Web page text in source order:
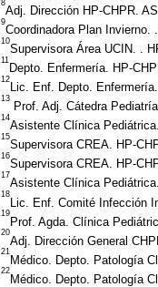
8
Adj. Dirección HP-CHPR.
9
Coordinadora Plan Invierno.
10
Supervisora Área UCIN. .
11
Depto. Enfermería. HP-
12
Lic. Enf. Depto.
13
Prof. Adj. Cátedra
14
Asistente Clínica
15
Supervisora CREA. HP-
16
Supervisora CREA. HP-
17
Asistente Clínica
18
Lic. Enf. Comité Infección
19
Prof. Agda. Clínica
20
Adj. Dirección General
21
Médico. Depto. Patología
22
Médico. Depto. Patología